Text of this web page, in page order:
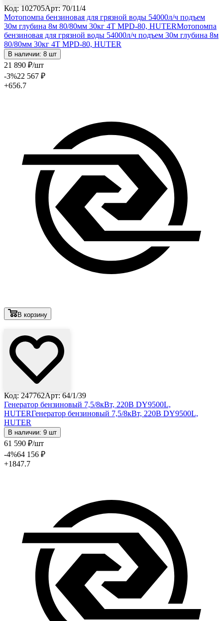
Код: 102705Арт: 70/11/4
Мотопомпа бензиновая для грязной воды 54000л/ч подъем
30м глубина 8м 80/80мм 30кг 4Т MPD-80, HUTERМотопомпа
бензиновая для грязной воды 54000л/ч подъем 30м глубина 8м
80/80мм 30кг 4Т MPD-80, HUTER
В наличии: 8 шт
21 890 ₽/шт
-3%22 567 ₽
+656.7
В корзину
Код: 247762Арт: 64/1/39
Генератор бензиновый 7,5/8кВт, 220В DY9500L,
HUTERГенератор бензиновый 7,5/8кВт, 220В DY9500L,
HUTER
В наличии: 9 шт
61 590 ₽/шт
-4%64 156 ₽
+1847.7